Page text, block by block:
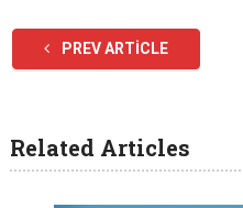
PREV ARTICLE
Related Articles